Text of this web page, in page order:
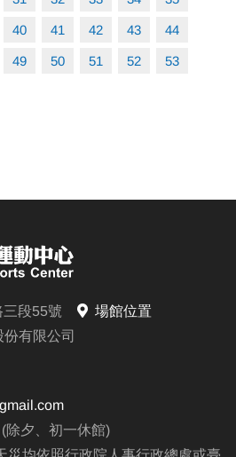
40 41 42 43 44
49 50 51 52 53
段55號
場館位置
有限公司
除夕、初一休館)